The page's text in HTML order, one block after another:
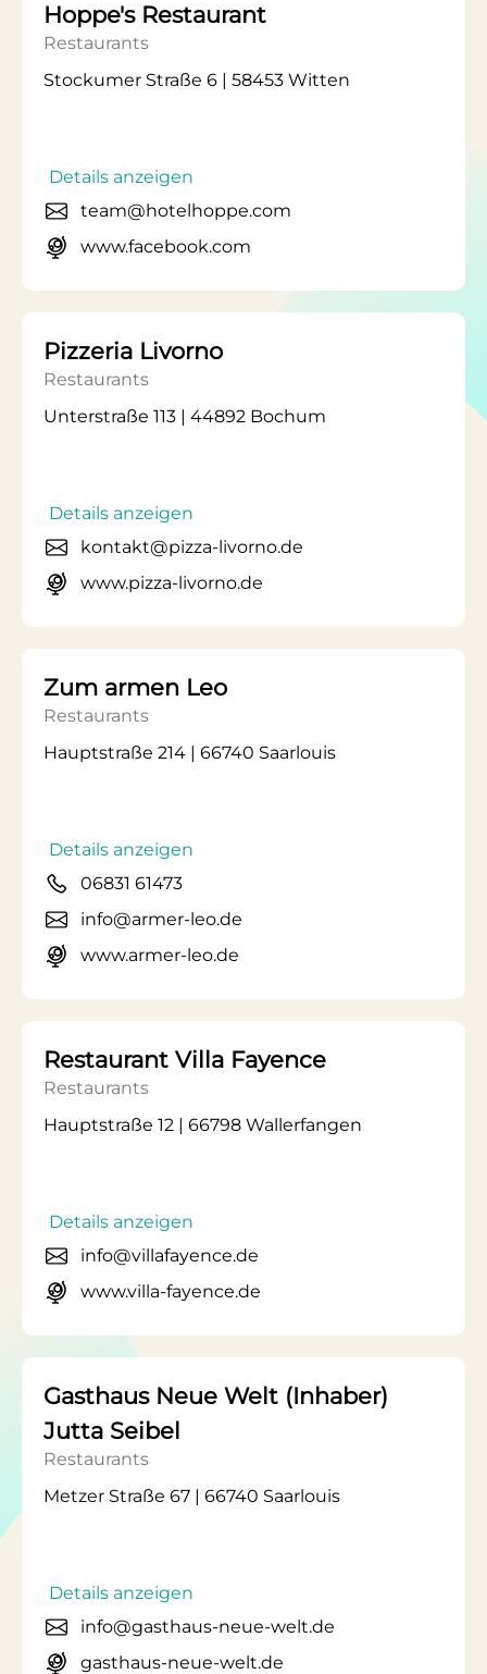
Hoppe's Restaurant
Restaurants
Stockumer Straße 6 | 58453 Witten
Details anzeigen
team@hotelhoppe.com
www.facebook.com
Pizzeria Livorno
Restaurants
Unterstraße 113 | 44892 Bochum
Details anzeigen
kontakt@pizza-livorno.de
www.pizza-livorno.de
Zum armen Leo
Restaurants
Hauptstraße 214 | 66740 Saarlouis
Details anzeigen
06831 61473
info@armer-leo.de
www.armer-leo.de
Restaurant Villa Fayence
Restaurants
Hauptstraße 12 | 66798 Wallerfangen
Details anzeigen
info@villafayence.de
www.villa-fayence.de
Gasthaus Neue Welt (Inhaber)
Jutta Seibel
Restaurants
Metzer Straße 67 | 66740 Saarlouis
Details anzeigen
info@gasthaus-neue-welt.de
gasthaus-neue-welt.de